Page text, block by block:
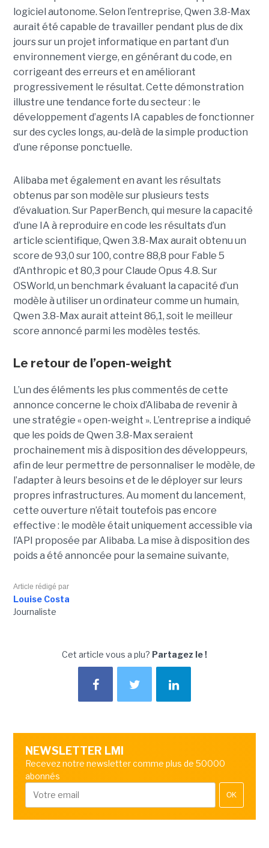
logiciel autonome. Selon l’entreprise, Qwen 3.8-Max
aurait été capable de travailler pendant plus de dix
jours sur un projet informatique en partant d’un
environnement vierge, en générant du code, en
corrigeant des erreurs et en améliorant
progressivement le résultat. Cette démonstration
illustre une tendance forte du secteur : le
développement d’agents IA capables de fonctionner
sur des cycles longs, au-delà de la simple production
d’une réponse ponctuelle.
Alibaba met également en avant les résultats
obtenus par son modèle sur plusieurs tests
d’évaluation. Sur PaperBench, qui mesure la capacité
d’une IA à reproduire en code les résultats d’un
article scientifique, Qwen 3.8-Max aurait obtenu un
score de 93,0 sur 100, contre 88,8 pour Fable 5
d’Anthropic et 80,3 pour Claude Opus 4.8. Sur
OSWorld, un benchmark évaluant la capacité d’un
modèle à utiliser un ordinateur comme un humain,
Qwen 3.8-Max aurait atteint 86,1, soit le meilleur
score annoncé parmi les modèles testés.
Le retour de l’open-weight
L’un des éléments les plus commentés de cette
annonce concerne le choix d’Alibaba de revenir à
une stratégie « open-weight ». L’entreprise a indiqué
que les poids de Qwen 3.8-Max seraient
prochainement mis à disposition des développeurs,
afin de leur permettre de personnaliser le modèle, de
l’adapter à leurs besoins et de le déployer sur leurs
propres infrastructures. Au moment du lancement,
cette ouverture n’était toutefois pas encore
effective : le modèle était uniquement accessible via
l’API proposée par Alibaba. La mise à disposition des
poids a été annoncée pour la semaine suivante,
Article rédigé par
Louise Costa
Journaliste
Cet article vous a plu? Partagez le !
NEWSLETTER LMI
Recevez notre newsletter comme plus de 50000
abonnés
OK